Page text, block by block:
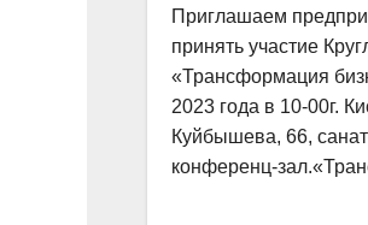
Приглашаем
принять участие
«Трансформация
2023 года в 10-00г.
Куйбышева, 66,
конференц-